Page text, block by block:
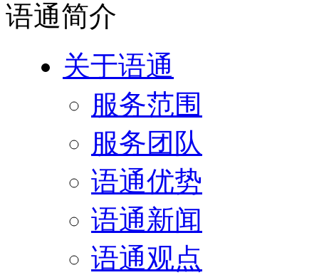
语通简介
关于语通
服务范围
服务团队
语通优势
语通新闻
语通观点